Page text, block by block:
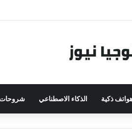
ذكية الذكاء الاصطناعي شروحات